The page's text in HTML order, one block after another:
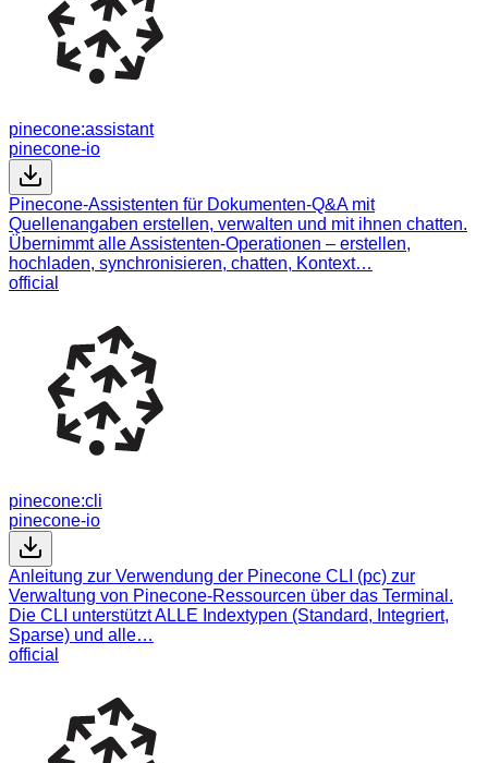
pinecone:assistant
pinecone-io
Pinecone-Assistenten für Dokumenten-Q&A mit
Quellenangaben erstellen, verwalten und mit ihnen chatten.
Übernimmt alle Assistenten-Operationen – erstellen,
hochladen, synchronisieren, chatten, Kontext…
official
pinecone:cli
pinecone-io
Anleitung zur Verwendung der Pinecone CLI (pc) zur
Verwaltung von Pinecone-Ressourcen über das Terminal.
Die CLI unterstützt ALLE Indextypen (Standard, Integriert,
Sparse) und alle…
official